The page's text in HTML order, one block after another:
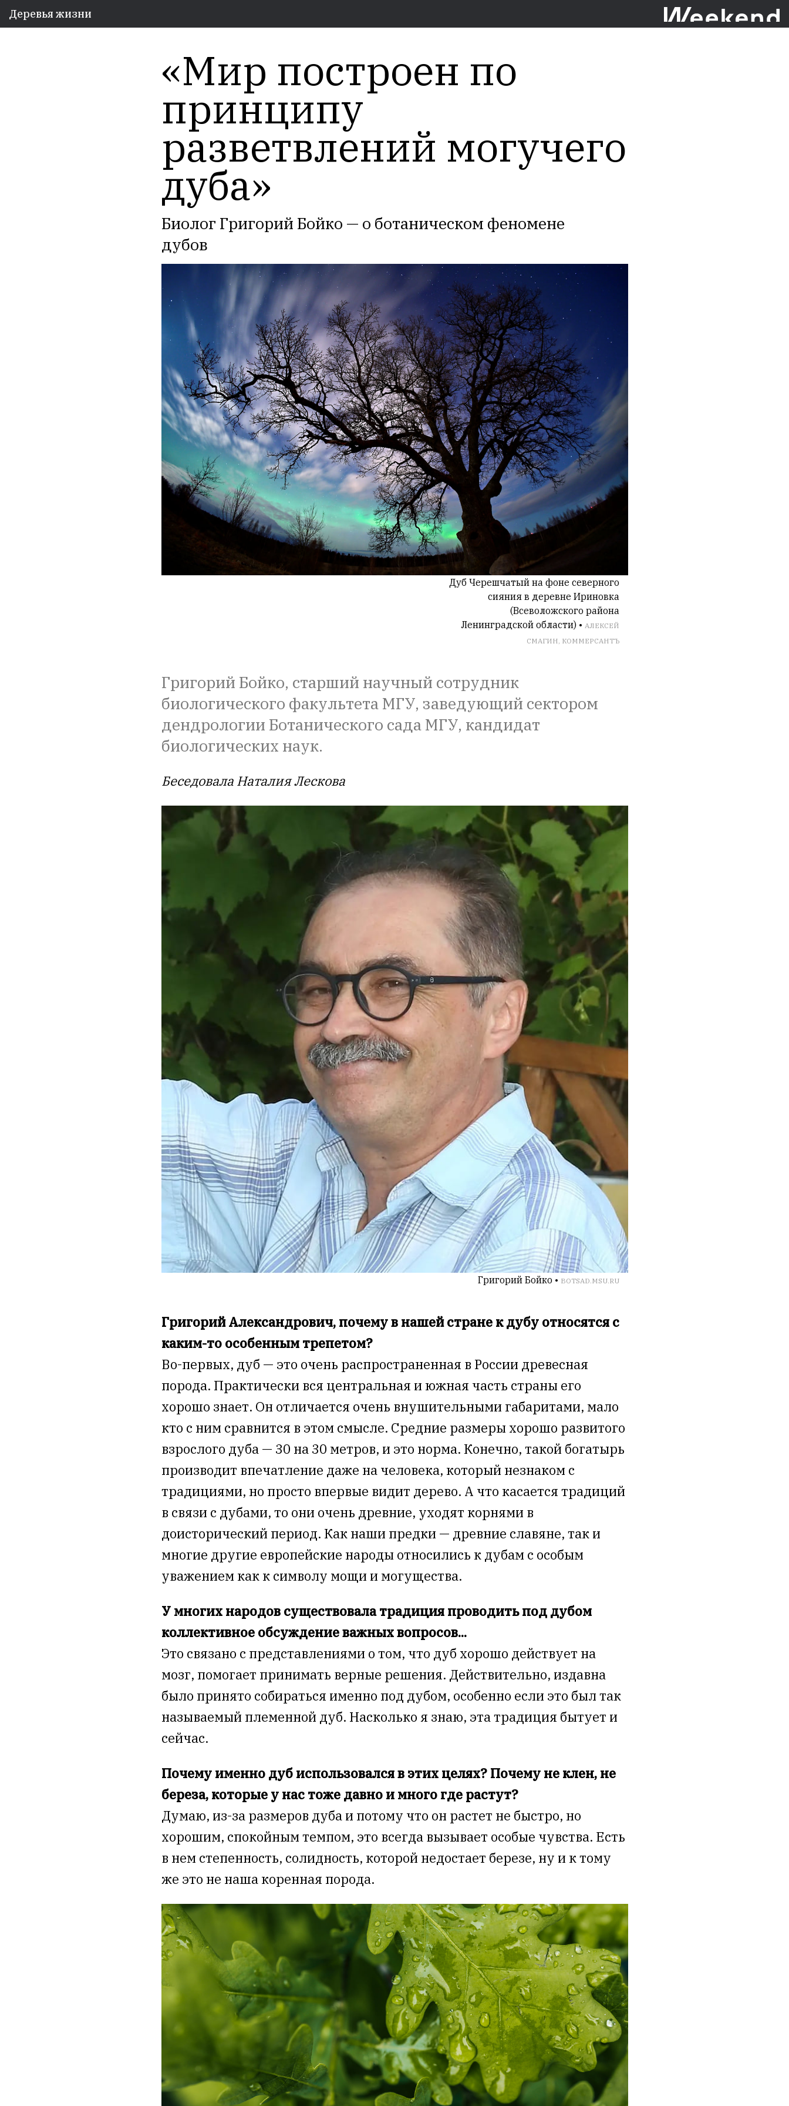
Деревья жизни
«Мир построен по
принципу
разветвлений могучего
дуба»
Биолог Григорий Бойко — о ботаническом феномене
дубов
Дуб Черешчатый на фоне северного
сияния в деревне Ириновка
(Всеволожского района
Ленинградской области) • АЛЕКСЕЙ
СМАГИН, КОММЕРСАНТЪ
Григорий Бойко, старший научный сотрудник
биологического факультета МГУ, заведующий сектором
дендрологии Ботанического сада МГУ, кандидат
биологических наук.
Беседовала Наталия Лескова
Григорий Бойко • BOTSAD.MSU.RU
Григорий Александрович, почему в нашей стране к дубу относятся с
каким-то особенным трепетом?
Во-первых, дуб — это очень распространенная в России древесная
порода. Практически вся центральная и южная часть страны его
хорошо знает. Он отличается очень внушительными габаритами, мало
кто с ним сравнится в этом смысле. Средние размеры хорошо развитого
взрослого дуба — 30 на 30 метров, и это норма. Конечно, такой богатырь
производит впечатление даже на человека, который незнаком с
традициями, но просто впервые видит дерево. А что касается традиций
в связи с дубами, то они очень древние, уходят корнями в
доисторический период. Как наши предки — древние славяне, так и
многие другие европейские народы относились к дубам с особым
уважением как к символу мощи и могущества.
У многих народов существовала традиция проводить под дубом
коллективное обсуждение важных вопросов...
Это связано с представлениями о том, что дуб хорошо действует на
мозг, помогает принимать верные решения. Действительно, издавна
было принято собираться именно под дубом, особенно если это был так
называемый племенной дуб. Насколько я знаю, эта традиция бытует и
сейчас.
Почему именно дуб использовался в этих целях? Почему не клен, не
береза, которые у нас тоже давно и много где растут?
Думаю, из-за размеров дуба и потому что он растет не быстро, но
хорошим, спокойным темпом, это всегда вызывает особые чувства. Есть
в нем степенность, солидность, которой недостает березе, ну и к тому
же это не наша коренная порода.